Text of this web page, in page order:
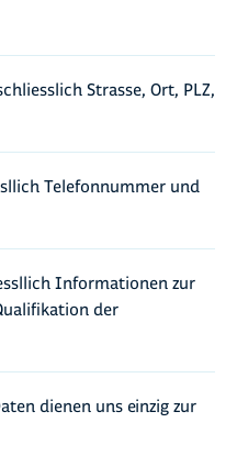
Strasse, Ort, PLZ,
Telefonnummer und
Informationen zur
der
dienen uns einzig zur